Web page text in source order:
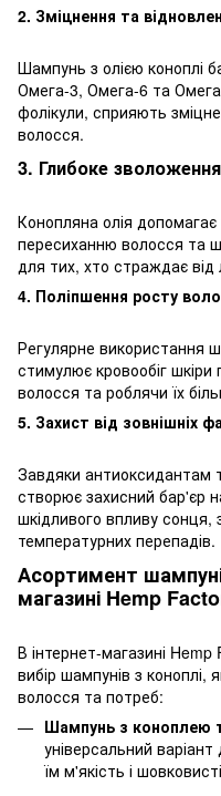
2. Зміцнення та
Шампунь з олією коноплі
Омега-3, Омега-6 та
фолікули, сприяють
волосся.
3. Глибоке
Конопляна олія
пересиханню волосся та
для тих, хто страждає від
4. Поліпшення росту
Регулярне використання
стимулює кровообіг шкіри
волосся та роблячи їх
5. Захист від зовнішніх
Завдяки антиоксидантам
створює захисний бар'єр
шкідливого впливу сонця,
температурних перепадів.
Асортимент
магазині Hemp
В інтернет-магазині
вибір шампунів з коноплі,
волосся та потреб:
Шампунь з коноплею
універсальний
їм м'якість і